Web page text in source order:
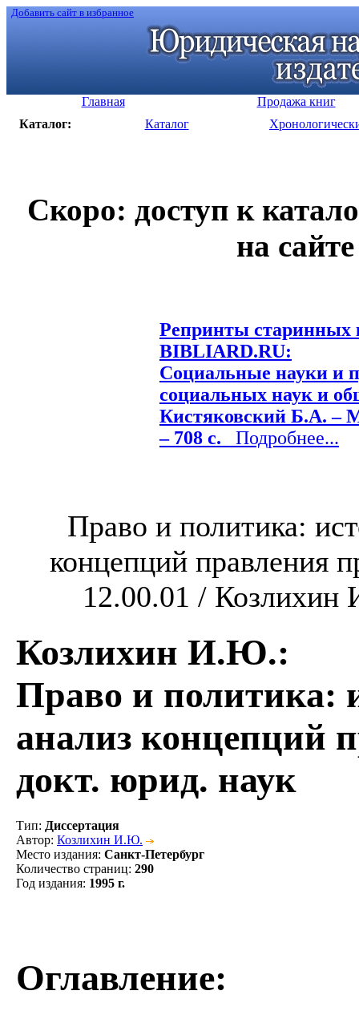
Добавить сайт в избранное
Главная
Продажа книг
Каталог:
Каталог
Скоро: доступ к
на
Репринты старинных
BIBLIARD.RU:
Социальные науки и
социальных наук и
Кистяковский Б.А. –
– 708 с. Подробнее...
Право и политика:
концепций правления
12.00.01 /
Козлихин И.Ю.:
Право и политика:
анализ концепций
докт. юрид. наук
Тип: Диссертация
Автор: Козлихин И.Ю.
Место издания: Санкт-Петербург
Количество страниц: 290
Год издания: 1995 г.
Оглавление: